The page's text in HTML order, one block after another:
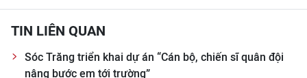
CÁC CHUYÊN TRANG
TIN LIÊN QUAN
Sóc Trăng triển khai dự án “Cán bộ, chiến sĩ quân đội
nâng bước em tới trường”